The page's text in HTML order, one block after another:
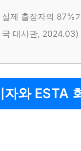
실제 출장자의 87%
국 대사관, 2024.03)
자와 ESTA